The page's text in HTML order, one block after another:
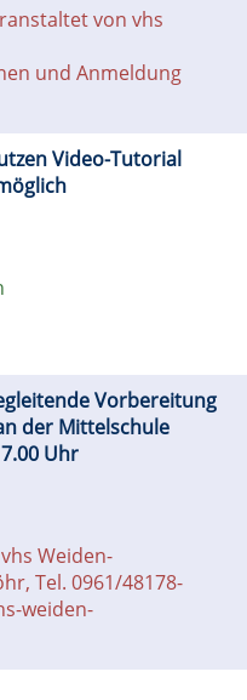
von vhs
und Anmeldung
Video-Tutorial
Vorbereitung
der Mittelschule
Uhr
Weiden-
Tel. 0961/48178-
weiden-